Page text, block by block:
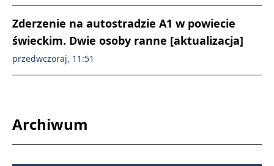
Zderzenie na autostradzie A1 w powiecie
świeckim. Dwie osoby ranne [aktualizacja]
przedwczoraj, 11:51
Archiwum